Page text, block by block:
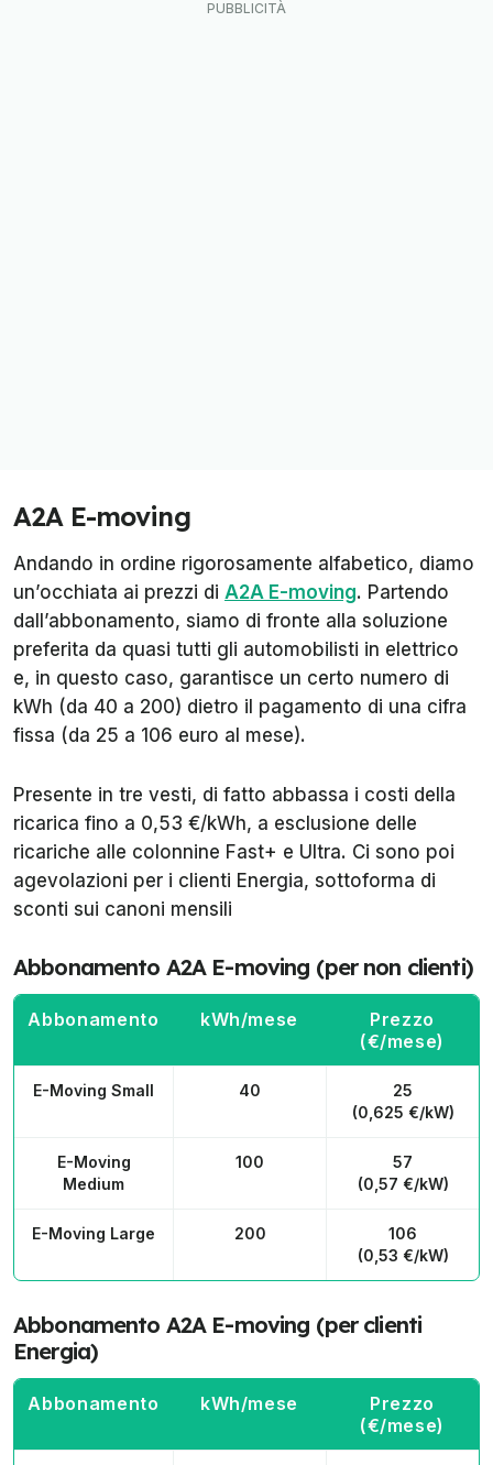
A2A E-moving
Andando in ordine rigorosamente alfabetico, diamo
un’occhiata ai prezzi di A2A E-moving. Partendo
dall’abbonamento, siamo di fronte alla soluzione
preferita da quasi tutti gli automobilisti in elettrico
e, in questo caso, garantisce un certo numero di
kWh (da 40 a 200) dietro il pagamento di una cifra
fissa (da 25 a 106 euro al mese).
Presente in tre vesti, di fatto abbassa i costi della
ricarica fino a 0,53 €/kWh, a esclusione delle
ricariche alle colonnine Fast+ e Ultra. Ci sono poi
agevolazioni per i clienti Energia, sottoforma di
sconti sui canoni mensili
Abbonamento A2A E-moving (per non clienti)
Abbonamento kWh/mese
Prezzo
(€/mese)
E-Moving Small 40
25
(0,625 €/kW)
E-Moving
Medium
100
57
(0,57 €/kW)
E-Moving Large 200
106
(0,53 €/kW)
Abbonamento A2A E-moving (per clienti
Energia)
Abbonamento kWh/mese
Prezzo
(€/mese)